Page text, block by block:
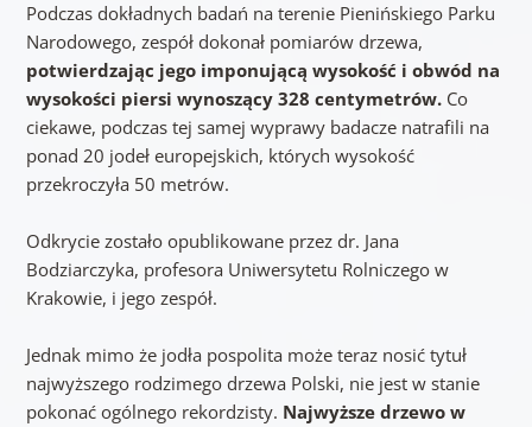
Podczas dokładnych badań na terenie Pienińskiego Parku
Narodowego, zespół dokonał pomiarów drzewa,
potwierdzając jego imponującą wysokość i obwód na
wysokości piersi wynoszący 328 centymetrów.Co
ciekawe, podczas tej samej wyprawy badacze natrafili na
ponad 20 jodeł europejskich, których wysokość
przekroczyła 50 metrów.
Odkrycie zostało opublikowane przez dr. Jana
Bodziarczyka, profesora Uniwersytetu Rolniczego w
Krakowie, i jego zespół.
Jednak mimo że jodła pospolita może teraz nosić tytuł
najwyższego rodzimego drzewa Polski, nie jest w stanie
pokonać ogólnego rekordzisty. Najwyższe drzewo w